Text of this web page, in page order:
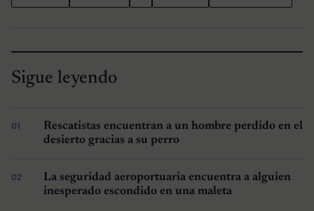
Sigue leyendo
Rescatistas encuentran a un hombre perdido en el
desierto gracias a su perro
La seguridad aeroportuaria encuentra a alguien
inesperado escondido en una maleta